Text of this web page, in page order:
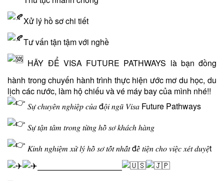
Xử lý hồ sơ chi tiết
Tư vấn tận tậm với nghề
HÃY ĐỂ VISA FUTURE PATHWAYS là bạn đồng
hành trong chuyến hành trình thực hiện ước mơ du học, du
lịch các nước, làm hộ chiếu và vé máy bay của mình nhé!!
𝑆𝑢̛̣ 𝑐ℎ𝑢𝑦𝑒̂𝑛 𝑛𝑔ℎ𝑖𝑒̣̂𝑝 𝑐𝑢̉𝑎 đ𝑜̣̂𝑖 𝑛𝑔𝑢̃ 𝑉𝑖𝑠𝑎 Future Pathways
𝑆𝑢̛̣ 𝑡𝑎̣̂𝑛 𝑡𝑎̂𝑚 𝑡𝑟𝑜𝑛𝑔 𝑡𝑢̛̀𝑛𝑔 ℎ𝑜̂̀ 𝑠𝑜̛ 𝑘ℎ𝑎́𝑐ℎ ℎ𝑎̀𝑛𝑔
𝐾𝑖𝑛ℎ 𝑛𝑔ℎ𝑖𝑒̣̂𝑚 𝑥𝑢̛̉ 𝑙𝑦́ ℎ𝑜̂̀ 𝑠𝑜̛ 𝑡𝑜̂́𝑡 𝑛ℎ𝑎̂́𝑡 đ𝑒̂̉ 𝑡𝑖𝑒̣̂𝑛 𝑐ℎ𝑜 𝑣𝑖𝑒̣̂𝑐 𝑥𝑒́𝑡 𝑑𝑢𝑦𝑒̣̂t
——————————–